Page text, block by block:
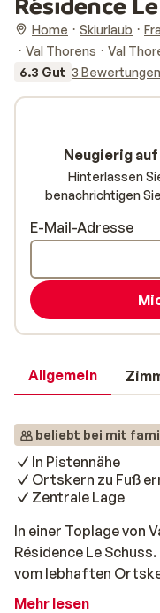
Home Skiurlaub
Val Thorens
Val
6.3 Gut 3 Bewertungen
Allgemein
beliebt bei mit
In Pistennähe
Ortskern zu Fuß
Zentrale Lage
In einer Toplage von
Résidence Le
vom lebhaften
Apartments sind
Mehr lesen
Neugierig
Hinterlassen
benachrichtigen
E-Mail-Adresse